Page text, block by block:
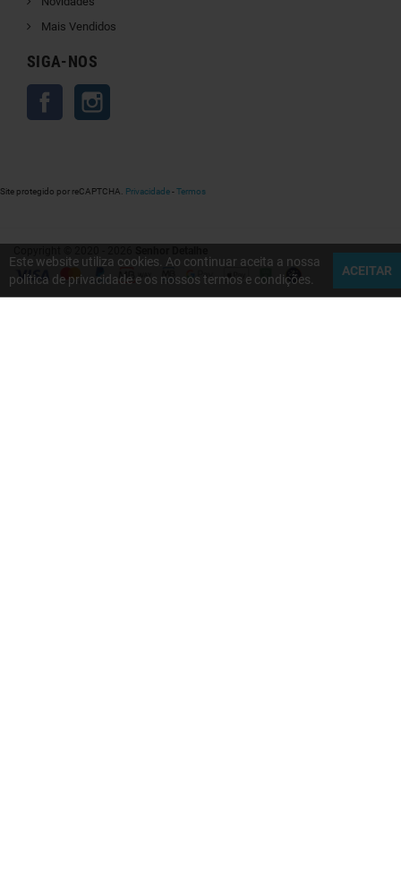
Mais Vendidos
SIGA-NOS
Facebook
Site protegido por reCAPTCHA. Privacidade-Termos
Este website utiliza cookies. Ao continuar aceita a nossa
política de privacidade e os nossos termos e condições.
ACEITAR